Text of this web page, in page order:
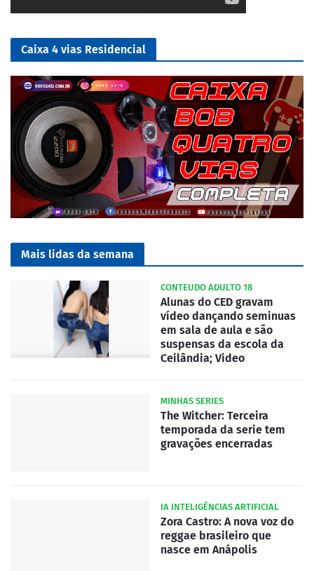
Caixa 4 vias Residencial
Mais lidas da semana
CONTEUDO ADULTO 18
Alunas do CED gravam
vídeo dançando seminuas
em sala de aula e são
suspensas da escola da
Ceilândia; Video
MINHAS SERIES
The Witcher: Terceira
temporada da serie tem
gravações encerradas
IA INTELIGÊNCIAS ARTIFICIAL
Zora Castro: A nova voz do
reggae brasileiro que
nasce em Anápolis